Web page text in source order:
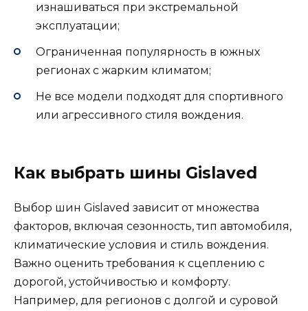
изнашиваться при экстремальной
эксплуатации;
Ограниченная популярность в южных
регионах с жарким климатом;
Не все модели подходят для спортивного
или агрессивного стиля вождения.
Как выбрать шины Gislaved
Выбор шин Gislaved зависит от множества
факторов, включая сезонность, тип автомобиля,
климатические условия и стиль вождения.
Важно оценить требования к сцеплению с
дорогой, устойчивостью и комфорту.
Например, для регионов с долгой и суровой